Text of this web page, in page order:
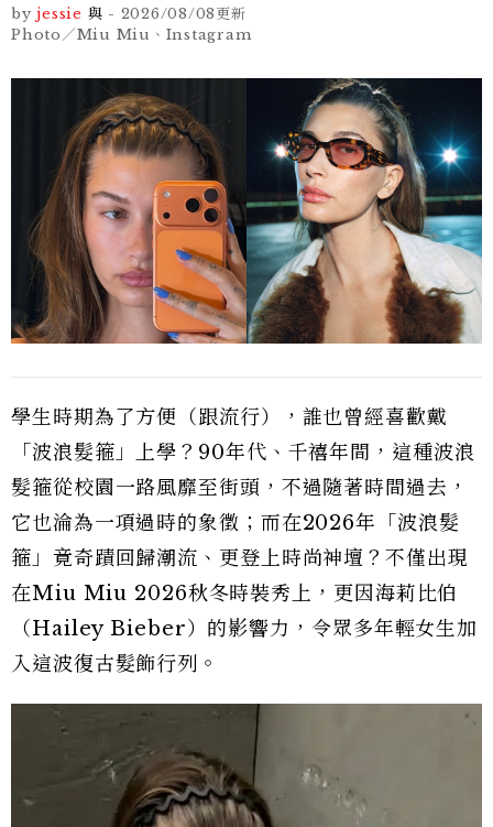
by jessie 與 - 2026/08/08更新
Photo／Miu Miu、Instagram
學生時期為了方便（跟流行），誰也曾經喜歡戴
「波浪髮箍」上學？90年代、千禧年間，這種波浪
髮箍從校園一路風靡至街頭，不過隨著時間過去，
它也淪為一項過時的象徵；而在2026年「波浪髮
箍」竟奇蹟回歸潮流、更登上時尚神壇？不僅出現
在Miu Miu 2026秋冬時裝秀上，更因海莉比伯
（Hailey Bieber）的影響力，令眾多年輕女生加
入這波復古髮飾行列。